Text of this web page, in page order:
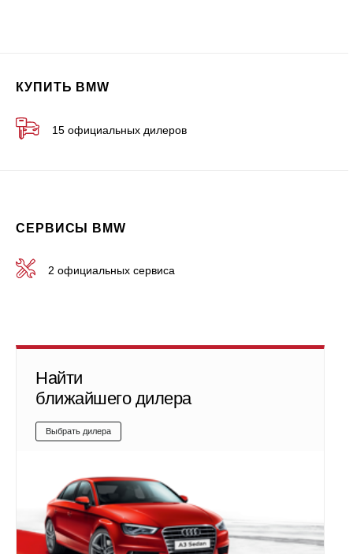
КУПИТЬ BMW
15 официальных дилеров
СЕРВИСЫ BMW
2 официальных сервиса
Найти
ближайшего дилера
Выбрать дилера